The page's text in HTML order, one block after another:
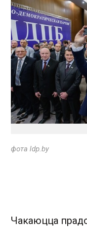
фота ldp.by
Чакаюцца